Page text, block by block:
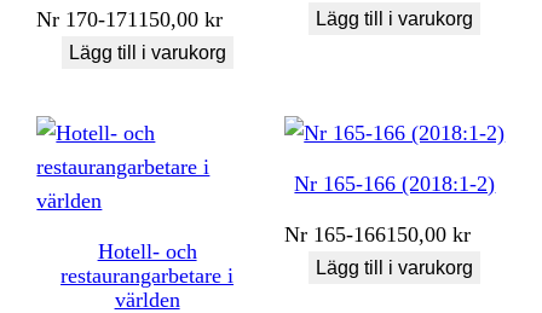
Nr 170-171150,00kr
Lägg till i varukorg
Lägg till i varukorg
Hotell- och
restaurangarbetare i
världen
Nr 165-166 (2018:1-2)
Nr 165-166150,00kr
Lägg till i varukorg